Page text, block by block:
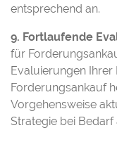
entsprechend an.
9. Fortlaufende
für
Evaluierungen Ihrer
Forderungsankauf
Vorgehensweise
Strategie bei Bedarf